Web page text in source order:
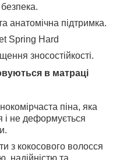
анатомічна підтримка.
Spring Hard
зносостійкості.
в матраці
піна, яка
і не деформується
з кокосового волосся
надійністю та